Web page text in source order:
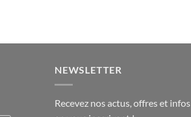
NEWSLETTER
Recevez nos actus, offres et infos